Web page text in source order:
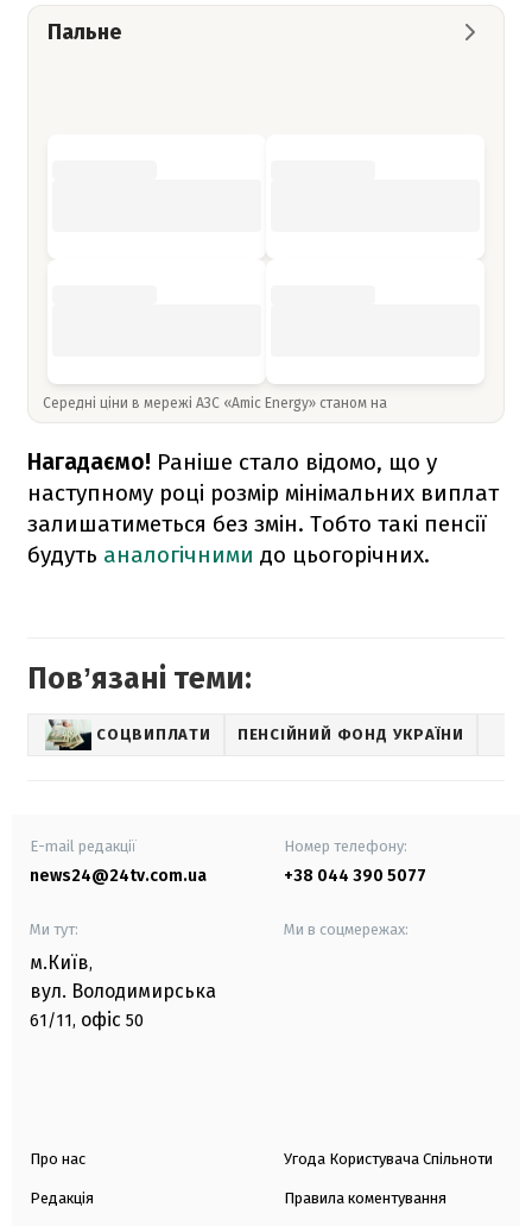
Пальне
Середні ціни в мережі АЗС «Amic Energy» станом на
Нагадаємо! Раніше стало відомо, що у
наступному році розмір мінімальних виплат
залишатиметься без змін. Тобто такі пенсії
будуть аналогічними до цьогорічних.
Повʼязані теми:
СОЦВИПЛАТИ ПЕНСІЙНИЙ ФОНД УКРАЇНИ
E-mail редакції
news24@24tv.com.ua
Номер телефону:
+38 044 390 5077
Ми тут:
м.Київ,
вул. Володимирська
61/11, офіс 50
Ми в соцмережах:
Про нас
Редакція
Угода Користувача Спільноти
Правила коментування